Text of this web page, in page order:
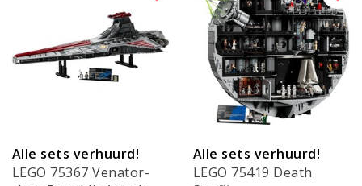
Alle sets verhuurd!
LEGO 75367 Venator-
Alle sets verhuurd!
LEGO 75419 Death